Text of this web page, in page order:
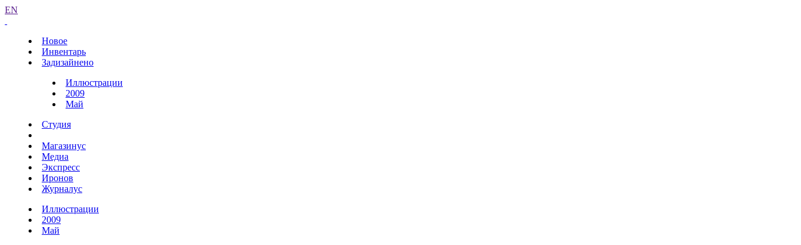
EN
Новое
Инвентарь
Задизайнено
Иллюстрации
2009
Май
Студия
Магазинус
Медиа
Экспресс
Иронов
Журналус
Иллюстрации
2009
Май